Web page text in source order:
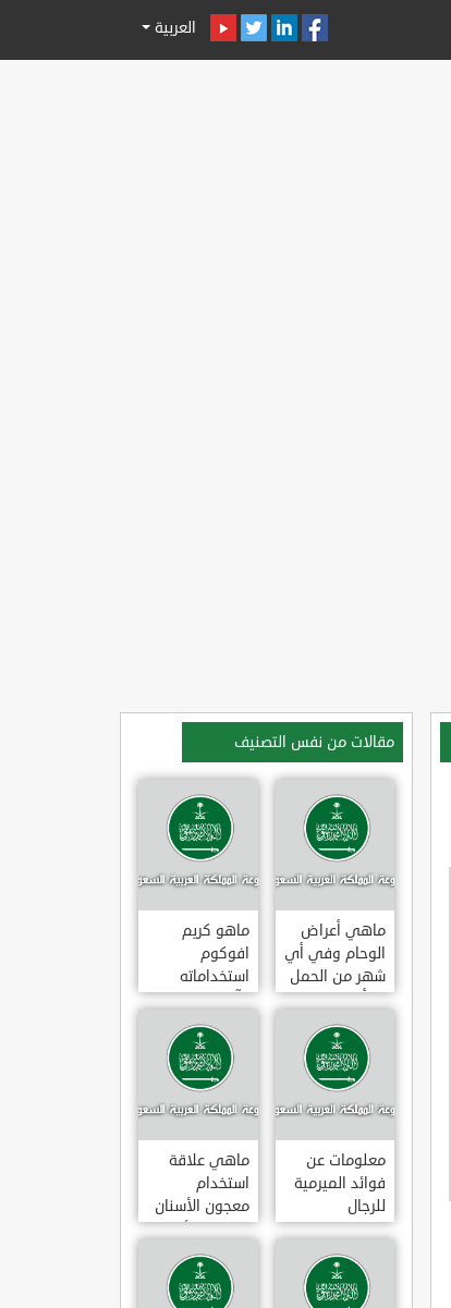
العربية
مقالات من نفس التصنيف
ماهي أعراض
الوحام وفي أي
شهر من الحمل
يبدأ
ماهو كريم
افوكوم
استخداماته
وآثاره الجانبية
معلومات عن
فوائد الميرمية
للرجال
ماهي علاقة
استخدام
معجون الأسنان
بالتهاب الأمعاء